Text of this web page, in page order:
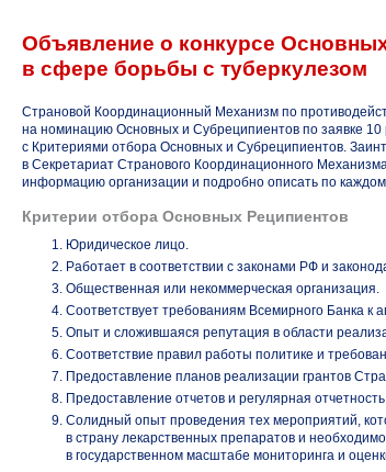
Объявление о конкурсе
в сфере борьбы с туберкулезом
Страновой Координационный Механизм по
на номинацию Основных и Субреципиентов по заявке 10
с Критериями отбора Основных и Субреципиентов.
в Секретариат Странового Координационного
информацию организации и подробно описать по
Критерии отбора Основных Реципиентов
Юридическое лицо.
Работает в соответствии с законами РФ и
Общественная или некоммерческая организация.
Соответствует требованиям Всемирного Банка
Опыт и сложившаяся репутация в области
Соответствие правил работы политике и
Предоставление планов реализации грантов
Предоставление отчетов и регулярная
Солидный опыт проведения тех мероприятий,
в страну лекарственных препаратов и
в государственном масштабе мониторинга и